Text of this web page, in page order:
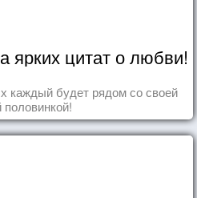
ярких цитат о любви!
каждый будет рядом со своей
половинкой!